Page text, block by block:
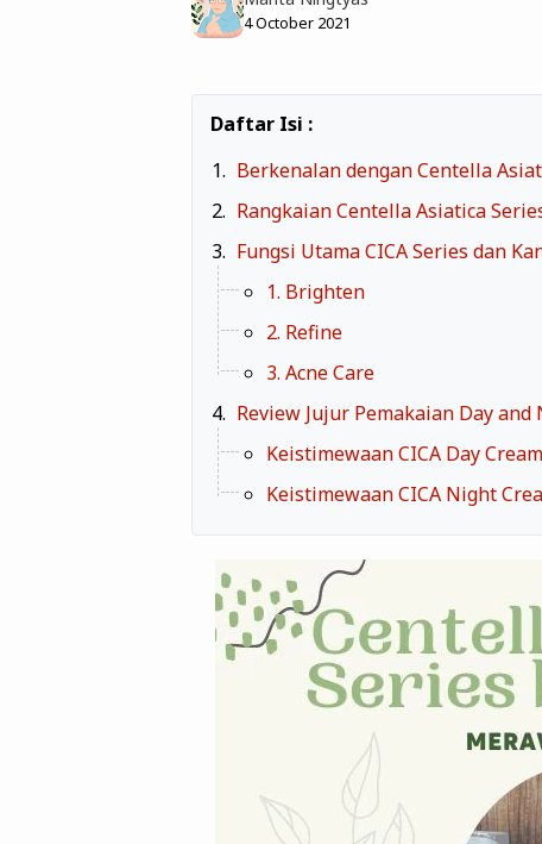
4 October 2021
Berkenalan dengan Centella
Rangkaian Centella Asiatica
Fungsi Utama CICA Series dan
1. Brighten
2. Refine
3. Acne Care
Review Jujur Pemakaian Day and
Keistimewaan CICA Day Cream
Keistimewaan CICA Night